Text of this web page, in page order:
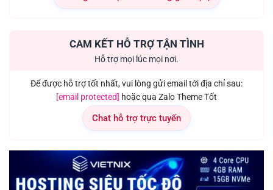
CAM KẾT HỖ TRỢ TẬN TÌNH
Hỗ trợ mọi lúc mọi nơi.
Để được hỗ trợ tốt nhất, vui lòng gửi email tới địa chỉ sau:
[email protected] hoặc qua Zalo Theme Tốt
Chat hỗ trợ trực tuyến